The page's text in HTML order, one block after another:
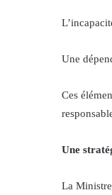
Une
Ces
Une
La